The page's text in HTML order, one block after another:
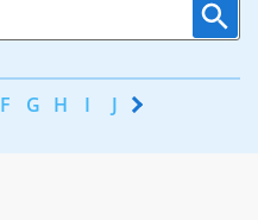
F G H I J K